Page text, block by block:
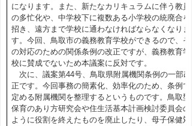
になります。また、新たなカリキュラムに伴う教員
の多忙化や、中学校下に複数ある小学校の統廃合を
招き、遠方まで学校に通わなければならなくなりま
す。今回、鳥取市の義務教育学校ができるので、そ
の対応のための関係条例の改正ですが、義務教育学
校に賛成でないため本議案に反対です。
次に、議案第44号、鳥取県附属機関条例の一部改
正です。今回事務の簡素化、効率化のため、条例で
定める附属機関を整理するというものです。鳥取型
保育のあり方研究会や住生活基本計画検討委員会の
ように役割を終えたものを廃止したり、母子保健対